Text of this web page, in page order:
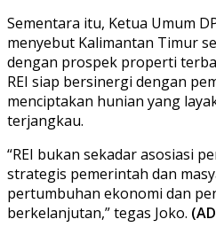
Sementara itu, Ketua Umum
menyebut Kalimantan Timur
dengan prospek properti
REI siap bersinergi dengan
menciptakan hunian yang
terjangkau.
“REI bukan sekadar asosiasi
strategis pemerintah dan
pertumbuhan ekonomi dan
berkelanjutan,” tegas Joko.